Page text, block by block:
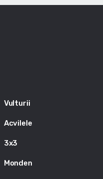
Vulturii
Acvilele
3x3
Monden